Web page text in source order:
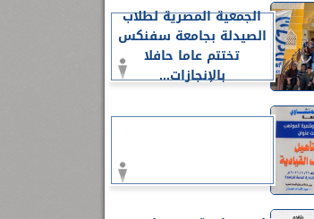
الجمعية المصرية لطلاب
الصيدلة بجامعة سفنكس
تختتم عاما حافلا
بالإنجازات...